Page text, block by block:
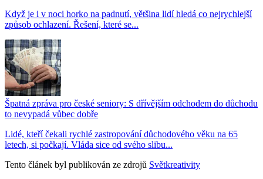
Když je i v noci horko na padnutí, většina lidí hledá co nejrychlejší
způsob ochlazení. Řešení, které se...
Špatná zpráva pro české seniory: S dřívějším odchodem do důchodu
to nevypadá vůbec dobře
Lidé, kteří čekali rychlé zastropování důchodového věku na 65
letech, si počkají. Vláda sice od svého slibu...
Tento článek byl publikován ze zdrojů Světkreativity